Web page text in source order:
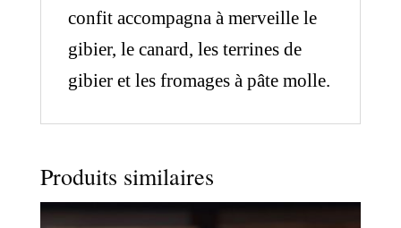
confit accompagna à merveille le
gibier, le canard, les terrines de
gibier et les fromages à pâte molle.
Produits similaires